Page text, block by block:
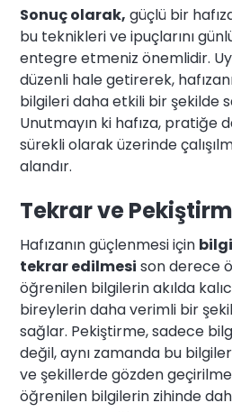
Sonuç olarak, güçlü bir
bu teknikleri ve ipuçlarını
entegre etmeniz önemlidir.
düzenli hale getirerek,
bilgileri daha etkili bir şekilde
Unutmayın ki hafıza, pratiğe
sürekli olarak üzerinde
alandır.
Tekrar ve
Hafızanın güçlenmesi için
tekrar edilmesi son derece
öğrenilen bilgilerin akılda
bireylerin daha verimli bir
sağlar. Pekiştirme, sadece
değil, aynı zamanda bu
ve şekillerde gözden
öğrenilen bilgilerin zihinde